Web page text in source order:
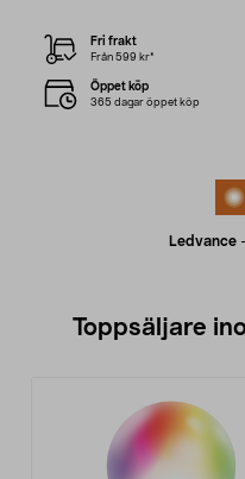
Ledvance -
Fri frakt
Från 599 kr*
Öppet köp
365 dagar öppet köp
Toppsäljare